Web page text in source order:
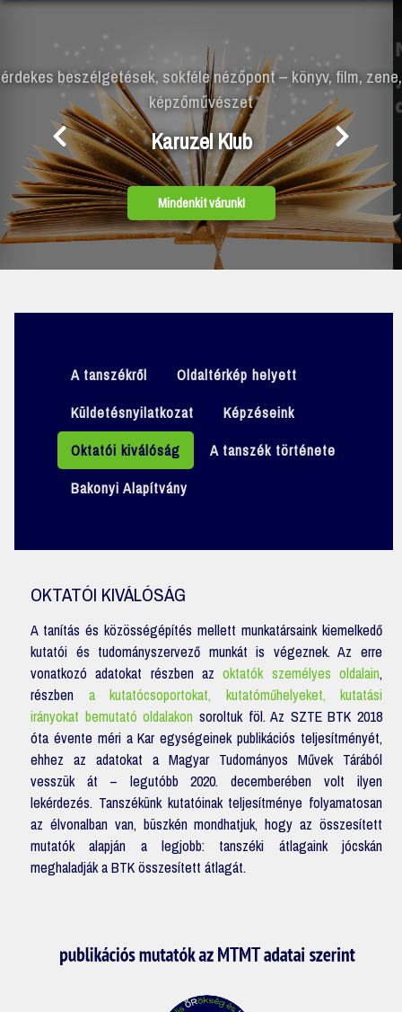
a legjobb választás
piacképes diploma, sokféle
lehetőség - és barátságos
közösség
Fedezd föl!
A tanszékről
Oldaltérkép helyett
Küldetésnyilatkozat
Képzéseink
Oktatói kiválóság
A tanszék története
Bakonyi Alapítvány
OKTATÓI KIVÁLÓSÁG
A tanítás és közösségépítés mellett munkatársaink kiemelkedő
kutatói és tudományszervező munkát is végeznek. Az erre
vonatkozó adatokat részben azoktatók személyes oldalain,
részben a kutatócsoportokat, kutatóműhelyeket, kutatási
irányokat bemutató oldalakon soroltuk föl. Az SZTE BTK 2018
óta évente méri a Kar egységeinek publikációs teljesítményét,
ehhez az adatokat a Magyar Tudományos Művek Tárából
vesszük át – legutóbb 2020. decemberében volt ilyen
lekérdezés. Tanszékünk kutatóinak teljesítménye folyamatosan
az élvonalban van, büszkén mondhatjuk, hogy az összesített
mutatók alapján a legjobb: tanszéki átlagaink jócskán
meghaladják a BTK összesített átlagát.